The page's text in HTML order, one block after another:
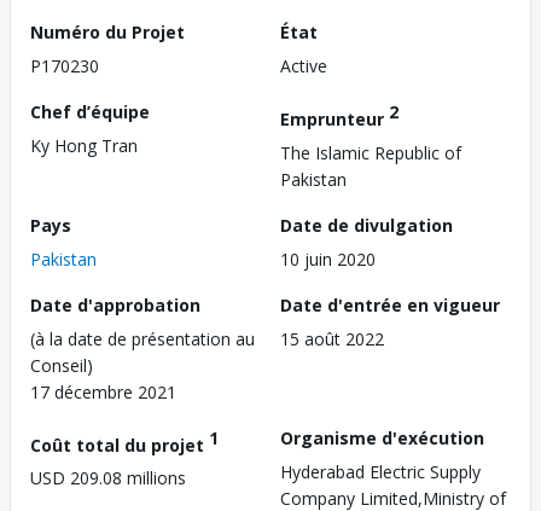
Numéro du Projet
P170230
État
Active
Chef d’équipe
Ky Hong Tran
Emprunteur 2
The Islamic Republic of
Pakistan
Pays
Pakistan
Date de divulgation
10 juin 2020
Date d'approbation
(à la date de présentation au
Conseil)
17 décembre 2021
Date d'entrée en vigueur
15 août 2022
Coût total du projet 1
USD 209.08 millions
Organisme d'exécution
Hyderabad Electric Supply
Company Limited,Ministry of